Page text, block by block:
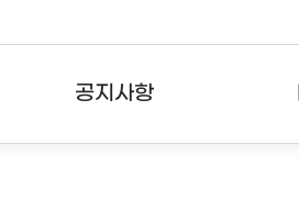
공지사항